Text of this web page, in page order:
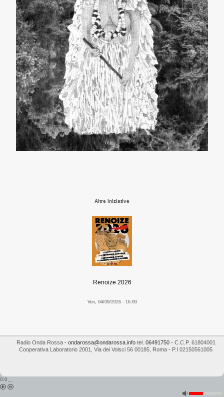
Altre Iniziative
Renoize 2026
Ven, 04/09/2026 - 16:00
Radio Onda Rossa- ondarossa@ondarossa.infotel. 06491750- C.C.P. 61804001
Cooperativa Laboratorio 2001
Via dei Volsci 56 00185 Roma - P.I 02150561005
0:0...